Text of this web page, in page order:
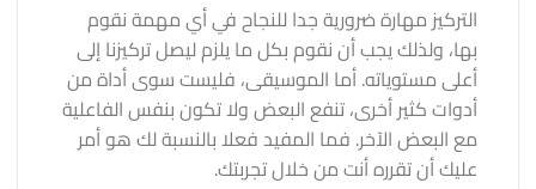
التركيز مهارة ضرورية جدا للنجاح في أي مهمة نقوم
بها، ولذلك يجب أن نقوم بكل ما يلزم ليصل تركيزنا إلى
أعلى مستوياته. أما الموسيقى، فليست سوى أداة من
أدوات كثير أخرى، تنفع البعض ولا تكون بنفس الفاعلية
مع البعض الآخر. فما المفيد فعلا بالنسبة لك هو أمر
عليك أن تقرره أنت من خلال تجربتك.